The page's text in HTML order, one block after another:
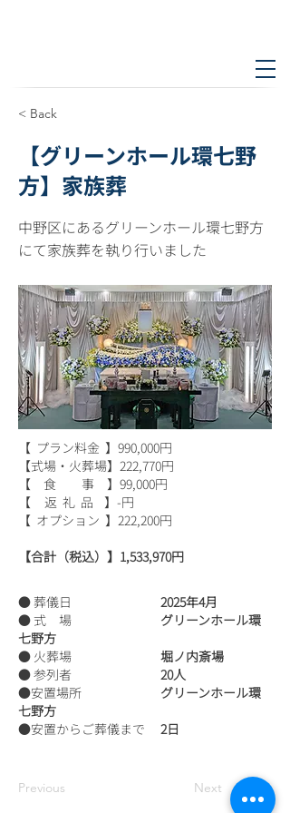
< Back
【グリーンホール環七野
方】家族葬
中野区にあるグリーンホール環七野方
にて家族葬を執り行いました
【 プラン料金 】990,000円
【式場・火葬場】222,770円
【 食 事 】99,000円
【 返 礼 品 】-円
【 オプション 】222,200円
【合計（税込）】1,533,970円
● 葬儀日 2025年4月
● 式 場 グリーンホール環
七野方
● 火葬場 堀ノ内斎場
● 参列者 20人
●安置場所 グリーンホール環
七野方
●安置からご葬儀まで 2日
Previous Next